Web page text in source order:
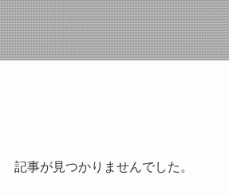
記事が見つかりませんでした。